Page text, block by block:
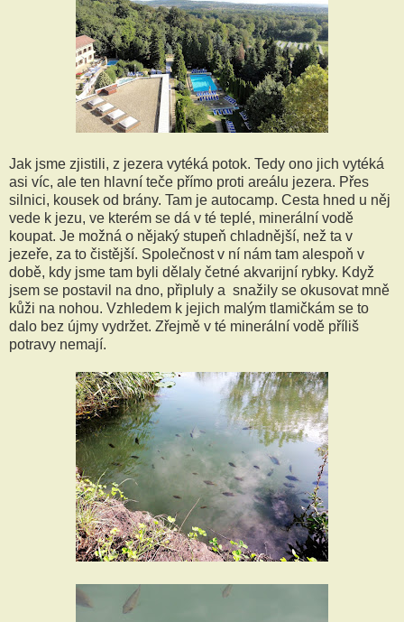
Jak jsme zjistili, z jezera vytéká potok. Tedy ono jich vytéká
asi víc, ale ten hlavní teče přímo proti areálu jezera. Přes
silnici, kousek od brány. Tam je autocamp. Cesta hned u něj
vede k jezu, ve kterém se dá v té teplé, minerální vodě
koupat. Je možná o nějaký stupeň chladnější, než ta v
jezeře, za to čistější. Společnost v ní nám tam alespoň v
době, kdy jsme tam byli dělaly četné akvarijní rybky. Když
jsem se postavil na dno, připluly a snažily se okusovat mně
kůži na nohou. Vzhledem k jejich malým tlamičkám se to
dalo bez újmy vydržet. Zřejmě v té minerální vodě příliš
potravy nemají.